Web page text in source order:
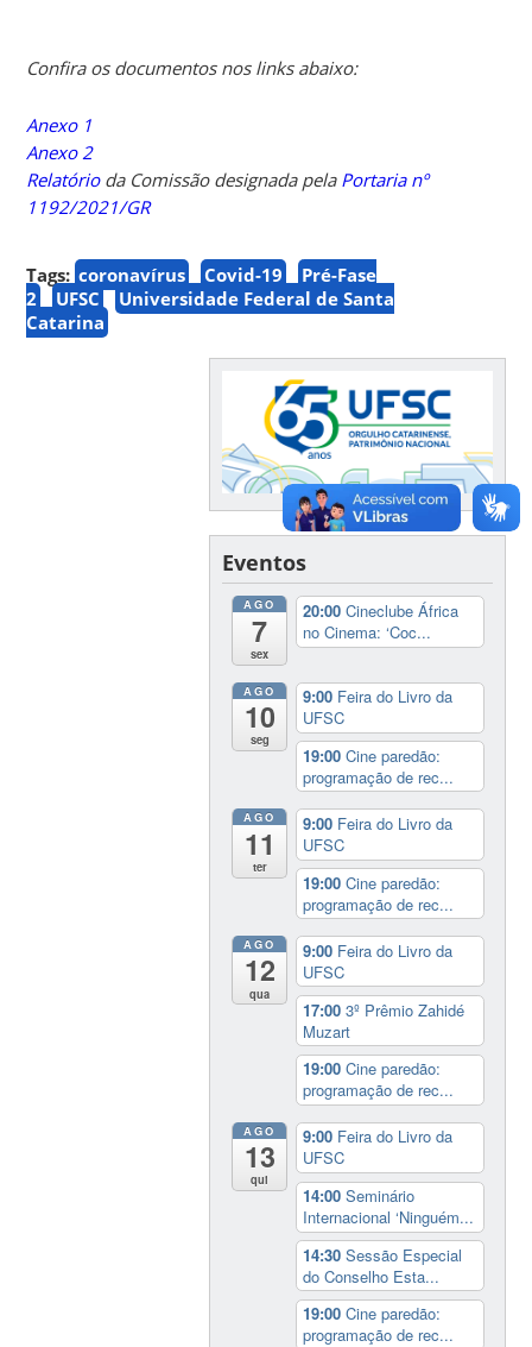
Confira os documentos nos links abaixo:
Anexo 1
Anexo 2
Relatórioda Comissão designada pela Portaria nº
1192/2021/GR
Tags: coronavírus Covid-19
Pré-Fase
2
UFSC
Universidade Federal de Santa
Catarina
Eventos
AGO
7
sex
20:00Cineclube África
no Cinema: ‘Coc...
AGO
10
seg
9:00 Feira do Livro da
UFSC
19:00Cine paredão:
programação de rec...
AGO
11
ter
9:00 Feira do Livro da
UFSC
19:00Cine paredão:
programação de rec...
AGO
12
qua
9:00 Feira do Livro da
UFSC
17:003º Prêmio Zahidé
Muzart
19:00Cine paredão:
programação de rec...
AGO
13
qui
9:00 Feira do Livro da
UFSC
14:00Seminário
Internacional ‘Ninguém...
14:30Sessão Especial
do Conselho Esta...
19:00Cine paredão:
programação de rec...